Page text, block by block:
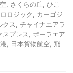
さくらの丘 ひこ
ロジック
カーゴジ
クス
チャイナエアラ
スプレス
ポーラエア
日本貨物航空 飛